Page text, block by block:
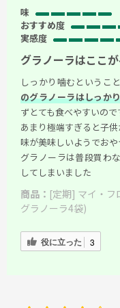
味
おすすめ度
実感度
グラノーラはここ
しっかり噛むというこ
のグラノーラはしっか
ずとても食べやすいので
あまり極端すぎると子
味が美味しいようでおや
グラノーラは普段買わ
してしまいました
商品： [定期] マイ・フ
グラノーラ4袋)
役に立った 3